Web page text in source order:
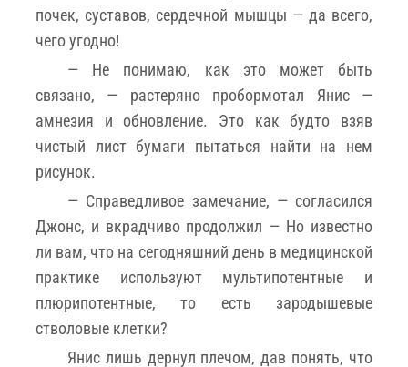
почек, суставов, сердечной мышцы — да всего,
чего угодно!
— Не понимаю, как это может быть
связано, — растеряно пробормотал Янис —
амнезия и обновление. Это как будто взяв
чистый лист бумаги пытаться найти на нем
рисунок.
— Справедливое замечание, — согласился
Джонс, и вкрадчиво продолжил — Но известно
ли вам, что на сегодняшний день в медицинской
практике используют мультипотентные и
плюрипотентные, то есть зародышевые
стволовые клетки?
Янис лишь дернул плечом, дав понять, что